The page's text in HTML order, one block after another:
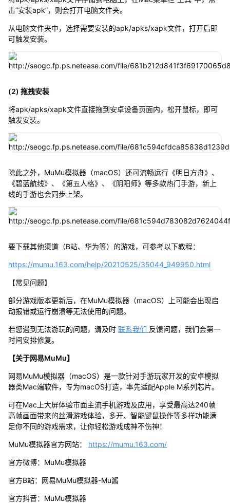
击“安装apk”，则会打开电脑文件夹。
从电脑文件夹中，选择需要安装的apk/apks/xapk文件，打开后即
可触发安装。
(2) 拖拽安装
将apk/apks/xapk文件直接拖到安卓设备页面内，松开鼠标，即可
触发安装。
除此之外，MuMu模拟器（macOS）还可流畅运行《明日方舟》、
《碧蓝航线》、《第五人格》、《阴阳师》等多款热门手游，新上
线的手游也会同步上架。
要下载其他渠道（B站、华为等）的游戏，可参考以下教程：
https://mumu.163.com/help/20210525/35044_949950.html
【常见问题】
部分游戏版本更新后，在MuMu模拟器（macOS）上可能会出现启
动报错或运行崩溃等无法使用的问题。
若您遇到无法游玩的问题，请及时 联系我们 反馈问题，我们会第一
时间安排修复。
【关于网易MuMu】
网易MuMu模拟器（macOS）是一款针对手游玩家开发的安卓模拟
器类Mac端软件，专为macOS打造，率先适配Apple M系列芯片。
可在Mac上大屏体验市面主流手机游戏及应用，享受最高达240帧
高帧画面带来的丝滑游戏体验，多开、智能键鼠操作等多样功能满
足你不同的游戏需求，让你轻松游戏成神不伤神！
MuMu模拟器官方网站： https://mumu.163.com/
官方微博：MuMu模拟器
官方B站：网易MuMu模拟器-Mu酱
官方抖音：MuMu模拟器